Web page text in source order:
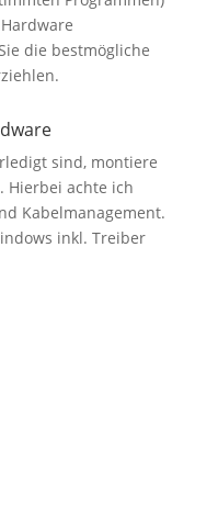
die bestmögliche
sind, montiere
Hierbei achte ich
Kabelmanagement.
inkl. Treiber